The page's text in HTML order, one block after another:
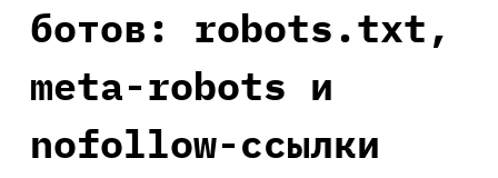
ботов: robots.txt,
meta-robots и
nofollow-ссылки